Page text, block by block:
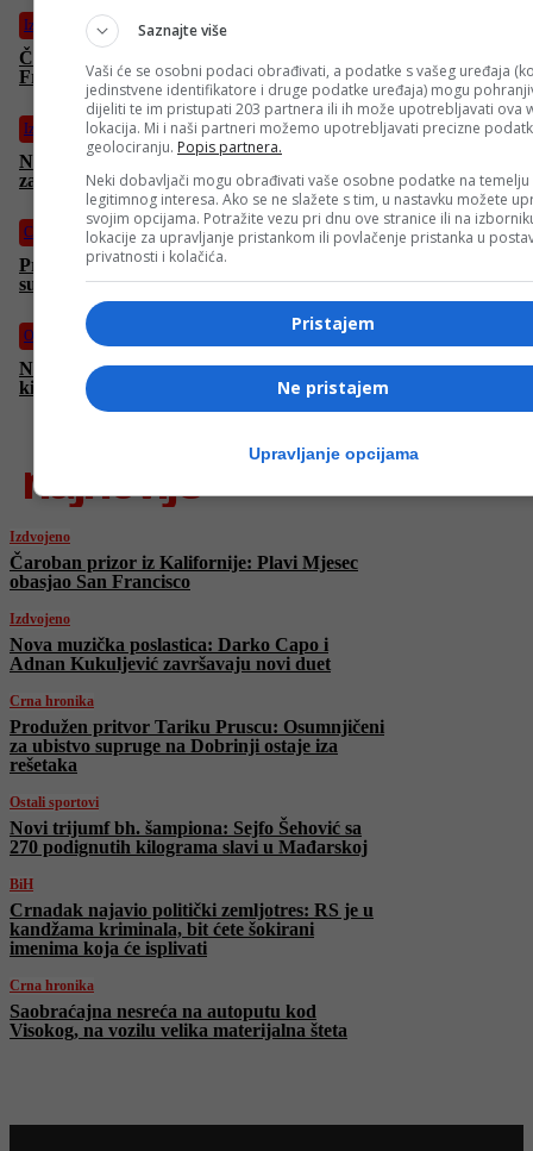
Izdvojeno
Čaroban prizor iz Kalifornije: Plavi Mjesec obasjao San
Francisco
Izdvojeno
Nova muzička poslastica: Darko Capo i Adnan Kukuljević
završavaju novi duet
Crna hronika
Produžen pritvor Tariku Pruscu: Osumnjičeni za ubistvo
supruge na Dobrinji ostaje iza rešetaka
Ostali sportovi
Novi trijumf bh. šampiona: Sejfo Šehović sa 270 podignutih
kilograma slavi u Mađarskoj
najnovije
Izdvojeno
Čaroban prizor iz Kalifornije: Plavi Mjesec
obasjao San Francisco
Izdvojeno
Nova muzička poslastica: Darko Capo i
Adnan Kukuljević završavaju novi duet
Crna hronika
Produžen pritvor Tariku Pruscu: Osumnjičeni
za ubistvo supruge na Dobrinji ostaje iza
rešetaka
Ostali sportovi
Novi trijumf bh. šampiona: Sejfo Šehović sa
270 podignutih kilograma slavi u Mađarskoj
BiH
Crnadak najavio politički zemljotres: RS je u
kandžama kriminala, bit ćete šokirani
imenima koja će isplivati
Crna hronika
Saobraćajna nesreća na autoputu kod
Visokog, na vozilu velika materijalna šteta
Saznajte više
Vaši će se osobni podaci obrađivati, a podatke s vašeg uređaja
jedinstvene identifikatore i druge podatke uređaja) mogu
dijeliti te im pristupati 203 partnera ili ih može upotrebljavati ova
lokacija. Mi i naši partneri možemo upotrebljavati precizne
geolociranju. Popis partnera.
Neki dobavljači mogu obrađivati vaše osobne podatke na temelju
legitimnog interesa. Ako se ne slažete s tim, u nastavku možete
svojim opcijama. Potražite vezu pri dnu ove stranice ili na
lokacije za upravljanje pristankom ili povlačenje pristanka u
privatnosti i kolačića.
Pristajem
Ne pristajem
Upravljanje opcijama